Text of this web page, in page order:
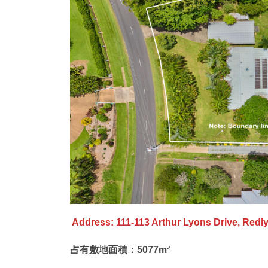
Address: 111-113 Arthur Lyons Drive,
占有敷地面積：5077m²